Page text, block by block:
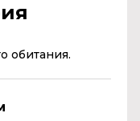
обитания.